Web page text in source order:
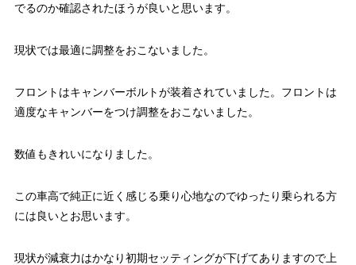
でるのか確認されたほうが良いと思います。
現状では最適に調整をおこないました。
フロントはキャンバーボルトが装着されていました。フロントは
適度なキャンバーをつけ調整をおこないました。
数値もきれいになりました。
この車高で純正に近く感じる乗り心地なのでゆったり乗られる方
には良いとお思います。
現状が減衰力はかなり初期セッティングが下げてありますので上